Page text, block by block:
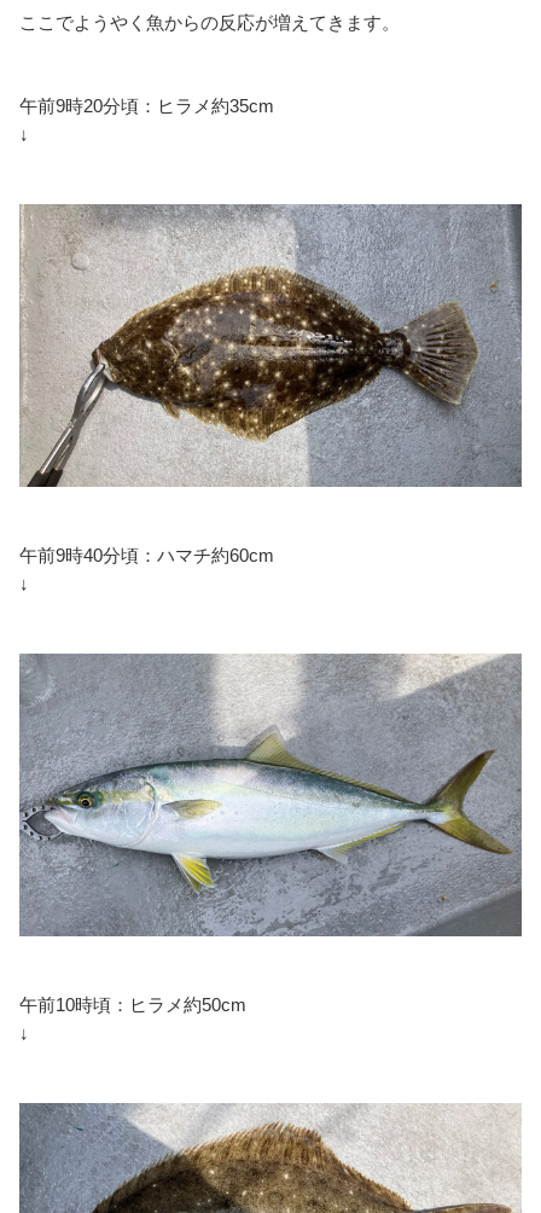
ここでようやく魚からの反応が増えてきます。
午前9時20分頃：ヒラメ約35cm
↓
午前9時40分頃：ハマチ約60cm
↓
午前10時頃：ヒラメ約50cm
↓